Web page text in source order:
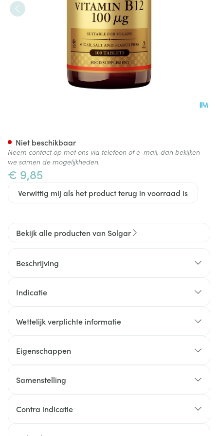
€ 9,85
Verwittig mij als het product terug in voorraad is
Niet beschikbaar
Neem contact op met ons via telefoon of e-mail, dan bekijken
we samen de mogelijkheden.
Bekijk alle producten van Solgar
Beschrijving
Indicatie
Wettelijk verplichte informatie
Eigenschappen
Samenstelling
Contra indicatie